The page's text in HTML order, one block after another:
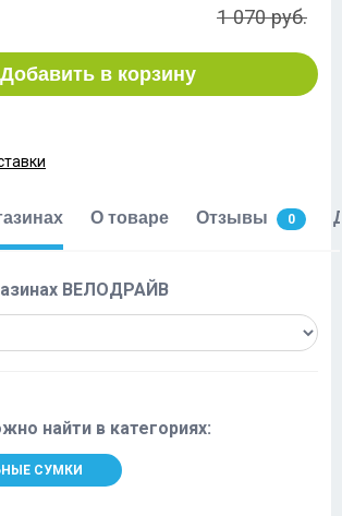
1 070 руб.
Добавить в корзину
О товаре Отзывы 0
ВЕЛОДРАЙВ
найти в категориях:
СУМКИ